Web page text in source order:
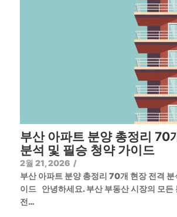
부산 아파트 분양 총정리 70
분석 및 필승 청약 가이드
2월 21, 2026 /
부산 아파트 분양 총정리 70개 현장 전격 분
이드 안녕하세요. 부산 부동산 시장의 모든
전…